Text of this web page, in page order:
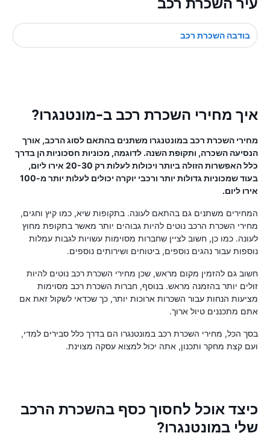
עיר השכרת רכב
בודבה השכרת רכב
איך מחירי השכרת רכב ב-מונטנגרו?
מחירי השכרת רכב במונטנגרו משתנים בהתאם לסוג הרכב, אורך
הנסיעה השכרה, ותקופת השנה. לדוגמה, מכוניות חסכוניות הן בדרך
כלל האפשרות הזולה ביותר ויכולות לעלות רק 20-30 אירו ליום,
בעוד שמכוניות גדולות יותר ורכבי יוקרה יכולים לעלות יותר מ-100
אירו ליום.
המחירים משתנים גם בהתאם לעונה. בתקופות שיא, כמו קיץ וחגים,
מחירי השכרת הרכב נוטים להיות גבוהים יותר מאשר בתקופת מחוץ
לעונה. כמו כן, חשוב לציין שחברות מסוימות עשויות לגבות עמלות
נוספות עבור נהגים נוספים, ביטוחים ושירותים נוספים.
חשוב גם להזמין מקום מראש, שכן מחירי השכרת רכב נוטים להיות
זולים יותר בהזמנה מראש. בנוסף, חברות השכרת רכב מסוימות
מציעות הנחות עבור השכרות ארוכות יותר, כך שכדאי לשקול זאת אם
אתם מתכננים טיול ארוך.
בסך הכל, מחירי השכרת רכב במונטנגרו הם בדרך כלל סבירים למדי,
ועם קצת מחקר ותכנון, אתה יכול למצוא עסקה מצוינת.
כיצד אוכל לחסוך כסף בהשכרת הרכב
שלי במונטנגרו?